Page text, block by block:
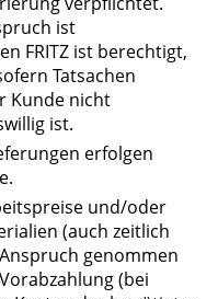
ist
FRITZ ist berechtigt,
Tatsachen
Kunde nicht
ist.
erfolgen
und/oder
(auch zeitlich
genommen
(bei